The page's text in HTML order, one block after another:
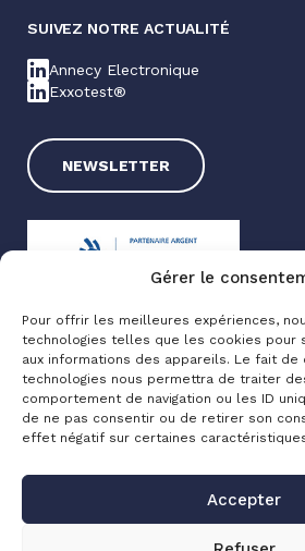
Gérer le
Pour offrir les meilleures expériences,
technologies telles que les cookies pour
aux informations des appareils. Le fait de
technologies nous permettra de traiter
comportement de navigation ou les ID
de ne pas consentir ou de retirer son
effet négatif sur certaines
Accepter
SUIVEZ NOTRE ACTUALITÉ
Annecy Electronique
Exxotest®
NEWSLETTER
Exxotest® 2025
Mentions légales
Politique de confidentialité
Made with love byAltimax